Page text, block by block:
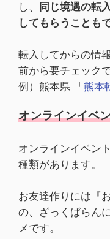
し、
同じ境遇の転
してもらうことも
転入してからの情
前から要チェック
例）熊本県 「 熊本
オンラインイベ
オンラインイベン
種類があります。
お友達作りには『
の、ざっくばらん
メです。